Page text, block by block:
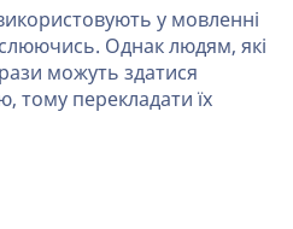
у мовленні
Однак людям, які
можуть здатися
тому перекладати їх